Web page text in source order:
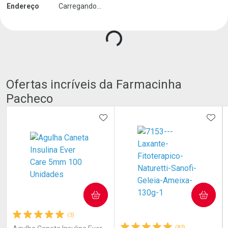
Endereço Carregando...
Ofertas incríveis da Farmacinha
Pacheco
(3)
ADICIONAR AOS FAVORITOS
COMPRAR COMPRAR